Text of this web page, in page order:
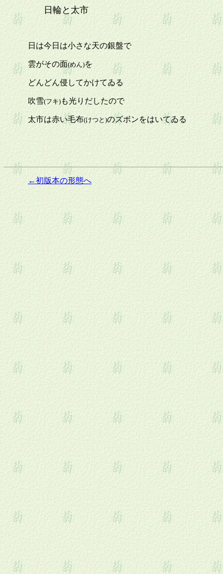
日輪と太市
日は今日は小さな天の銀盤で
雲がその面(めん)を
どんどん侵してかけてゐる
吹雪(フキ) も光りだしたので
太市は赤い毛布(けつと)のズボンをはいてゐる
←初版本の形態へ